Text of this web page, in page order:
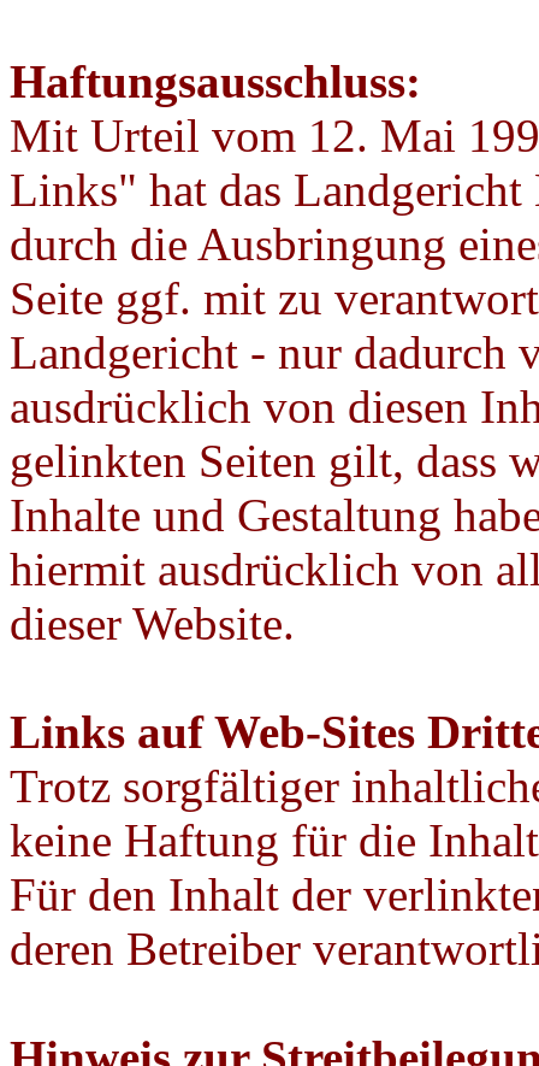
Haftungsausschluss:
Mit Urteil vom 12. Mai
Links" hat das Landgericht
durch die Ausbringung
Seite ggf. mit zu
Landgericht - nur dadurch
ausdrücklich von diesen
gelinkten Seiten gilt, dass
Inhalte und Gestaltung
hiermit ausdrücklich von
dieser Website.
Links auf Web-Sites
Trotz sorgfältiger
keine Haftung für die
Für den Inhalt der
deren Betreiber